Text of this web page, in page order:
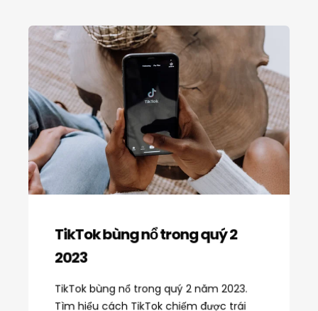
TikTok bùng nổ trong quý 2
2023
TikTok bùng nổ trong quý 2 năm 2023.
Tìm hiểu cách TikTok chiếm được trái